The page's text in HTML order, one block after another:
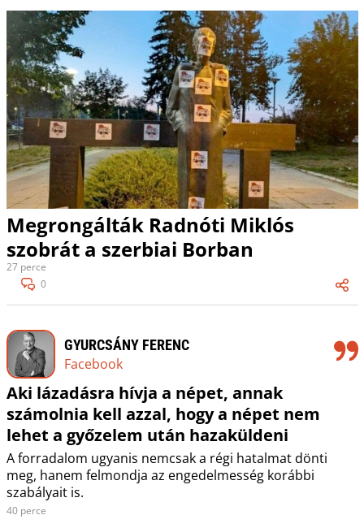
Megrongálták Radnóti Miklós
szobrát a szerbiai Borban
27 perce
0
GYURCSÁNY FERENC
Facebook
Aki lázadásra hívja a népet, annak
számolnia kell azzal, hogy a népet nem
lehet a győzelem után hazaküldeni
A forradalom ugyanis nemcsak a régi hatalmat dönti
meg, hanem felmondja az engedelmesség korábbi
szabályait is.
40 perce